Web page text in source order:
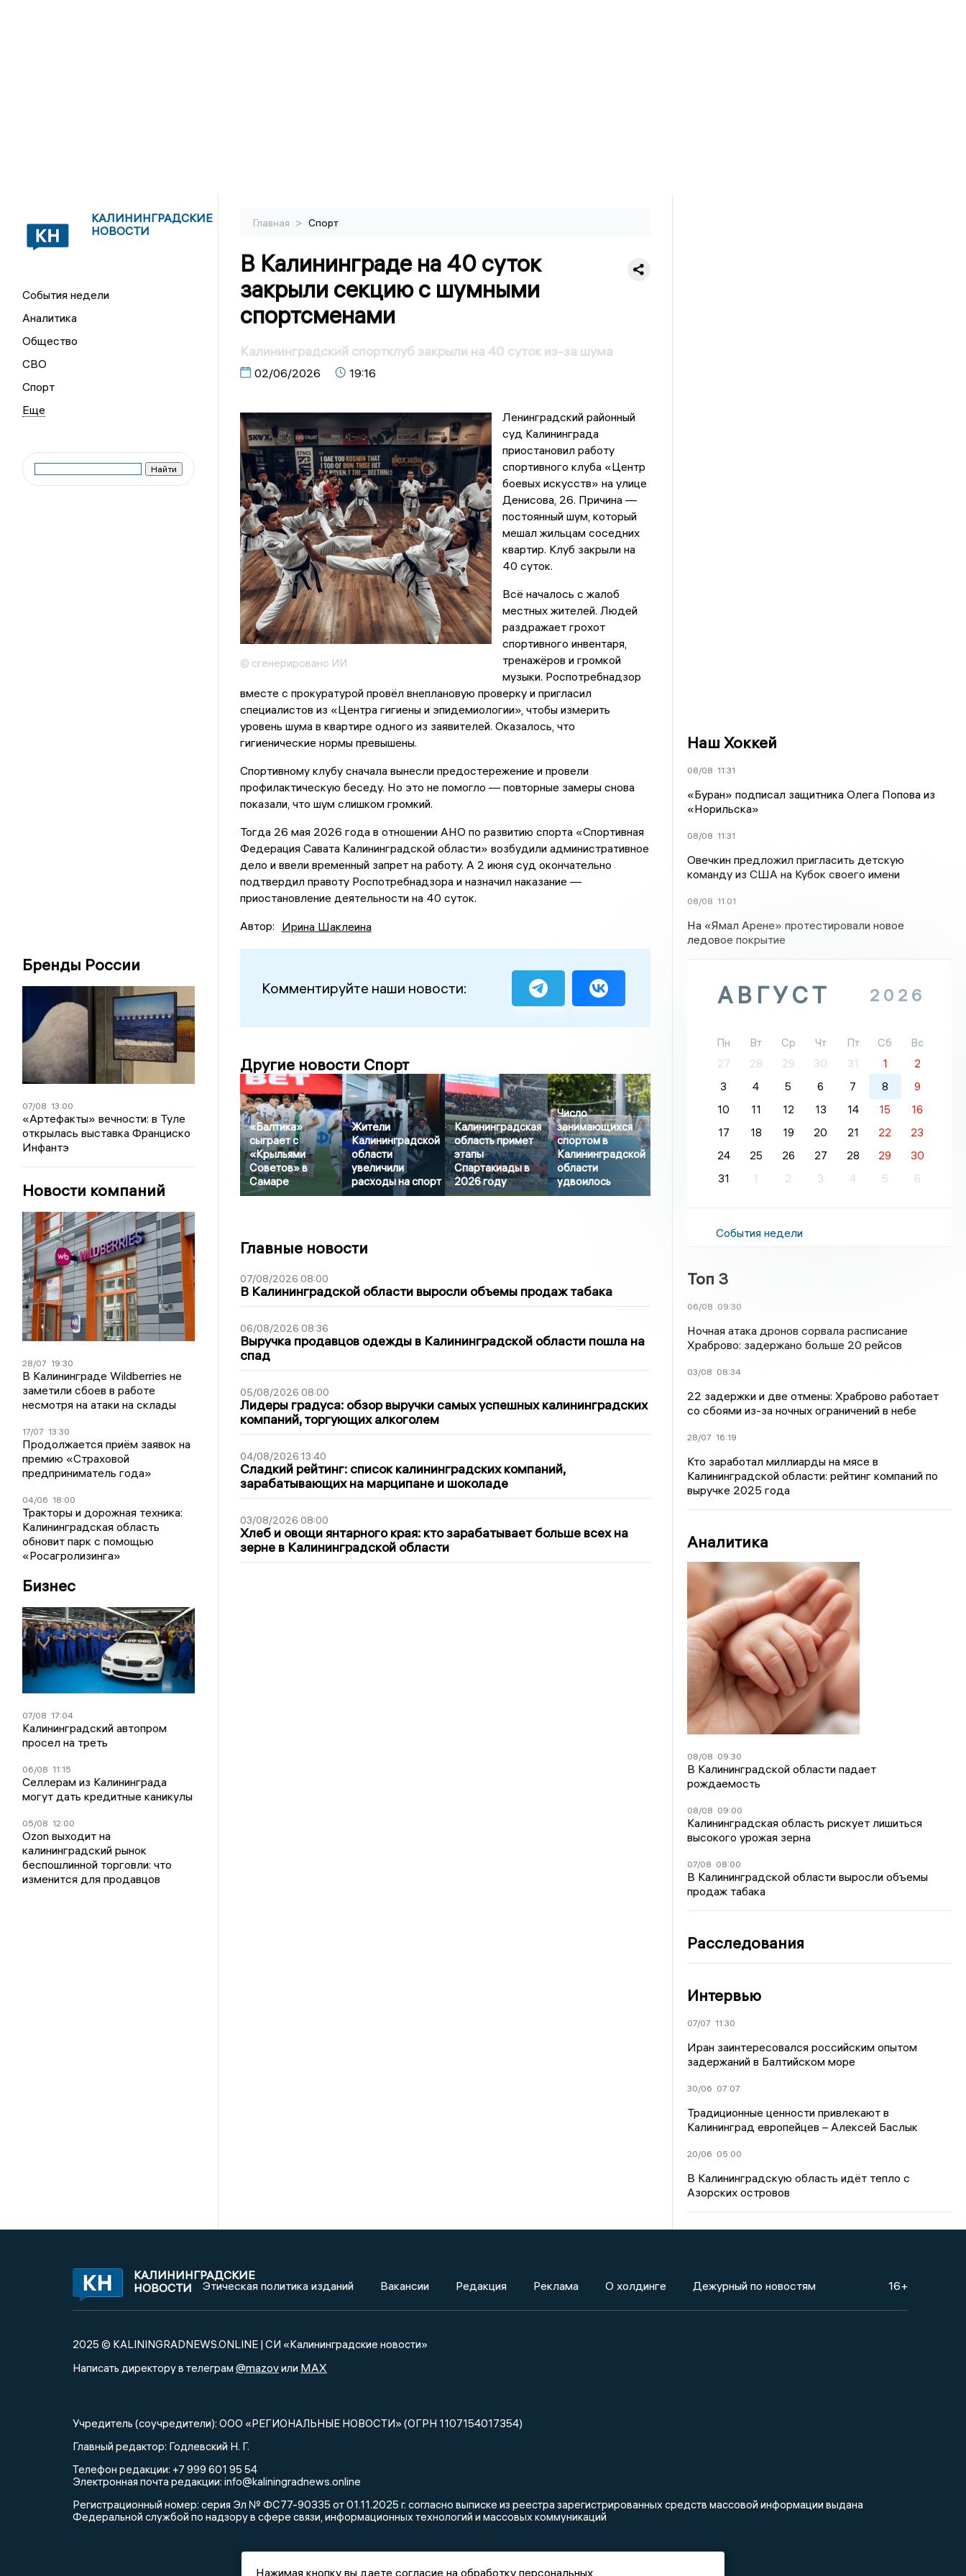
КАЛИНИНГРАДСКИЕ
НОВОСТИ
События недели
Аналитика
Общество
СВО
Спорт
Бренды России
07/08 13:00
«Артефакты» вечности: в Туле
открылась выставка Франциско
Инфантэ
Новости компаний
28/07 19:30
В Калининграде Wildberries не
заметили сбоев в работе
несмотря на атаки на склады
17/07 13:30
Продолжается приём заявок на
премию «Страховой
предприниматель года»
04/06 18:00
Тракторы и дорожная техника:
Калининградская область
обновит парк с помощью
«Росагролизинга»
Бизнес
07/08 17:04
Калининградский автопром
просел на треть
06/08 11:15
Селлерам из Калининграда
могут дать кредитные каникулы
05/08 12:00
Ozon выходит на
калининградский рынок
беспошлинной торговли: что
изменится для продавцов
Главная > Спорт
В Калининграде на 40 суток
закрыли секцию с шумными
спортсменами
Калининградский спортклуб закрыли на 40 суток из-за шума
02/06/2026 19:16
© сгенерировано ИИ
Ленинградский районный
суд Калининграда
приостановил работу
спортивного клуба «Центр
боевых искусств» на улице
Денисова, 26. Причина —
постоянный шум, который
мешал жильцам соседних
квартир. Клуб закрыли на
40 суток.
Всё началось с жалоб
местных жителей. Людей
раздражает грохот
спортивного инвентаря,
тренажёров и громкой
музыки. Роспотребнадзор
вместе с прокуратурой провёл внеплановую проверку и пригласил
специалистов из «Центра гигиены и эпидемиологии», чтобы измерить
уровень шума в квартире одного из заявителей. Оказалось, что
гигиенические нормы превышены.
Спортивному клубу сначала вынесли предостережение и провели
профилактическую беседу. Но это не помогло — повторные замеры снова
показали, что шум слишком громкий.
Тогда 26 мая 2026 года в отношении АНО по развитию спорта «Спортивная
Федерация Савата Калининградской области» возбудили административное
дело и ввели временный запрет на работу. А 2 июня суд окончательно
подтвердил правоту Роспотребнадзора и назначил наказание —
приостановление деятельности на 40 суток.
Автор: Ирина Шаклеина
Комментируйте наши новости:
Другие новости Спорт
«Балтика»
сыграет с
«Крыльями
Советов» в
Самаре
Жители
Калининградской
области
увеличили
расходы на спорт
Калининградская
область примет
этапы
Спартакиады в
2026 году
Число
занимающихся
спортом в
Калининградской
области
удвоилось
Главные новости
07/08/2026 08:00
В Калининградской области выросли объемы продаж табака
06/08/2026 08:36
Выручка продавцов одежды в Калининградской области пошла на
спад
05/08/2026 08:00
Лидеры градуса: обзор выручки самых успешных калининградских
компаний, торгующих алкоголем
04/08/2026 13:40
Сладкий рейтинг: список калининградских компаний,
зарабатывающих на марципане и шоколаде
03/08/2026 08:00
Хлеб и овощи янтарного края: кто зарабатывает больше всех на
зерне в Калининградской области
Наш Хоккей
08/08 11:31
«Буран» подписал защитника Олега Попова из
«Норильска»
08/08 11:31
Овечкин предложил пригласить детскую
команду из США на Кубок своего имени
08/08 11:01
На «Ямал Арене» протестировали новое
ледовое покрытие
АВГУСТ 2026
Пн Вт Ср Чт Пт Сб
Вс
27
28 29 30 31 1
2
3
4 5 6 7 8
9
10
11 12 13 14 15
16
17
18 19 20 21 22
23
24
25 26 27 28 29
30
31
1 2 3 4 5 6
События недели
Топ 3
06/08 09:30
Ночная атака дронов сорвала расписание
Храброво: задержано больше 20 рейсов
03/08 08:34
22 задержки и две отмены: Храброво работает
со сбоями из-за ночных ограничений в небе
28/07 16:19
Кто заработал миллиарды на мясе в
Калининградской области: рейтинг компаний по
выручке 2025 года
Аналитика
08/08 09:30
В Калининградской области падает
рождаемость
08/08 09:00
Калининградская область рискует лишиться
высокого урожая зерна
07/08 08:00
В Калининградской области выросли объемы
продаж табака
Расследования
Интервью
07/07 11:30
Иран заинтересовался российским опытом
задержаний в Балтийском море
30/06 07:07
Традиционные ценности привлекают в
Калининград европейцев – Алексей Баслык
20/06 05:00
В Калининградскую область идёт тепло с
Азорских островов
КАЛИНИНГРАДСКИЕ
НОВОСТИ
Этическая политика изданий Вакансии Редакция Реклама О холдинге Дежурный по новостям 16+
2025 © KALININGRADNEWS.ONLINE | СИ «Калининградские новости»
Написать директору в телеграм @mazovили MAX
Учредитель (соучредители): ООО «РЕГИОНАЛЬНЫЕ НОВОСТИ» (ОГРН 1107154017354)
Главный редактор: Годлевский Н. Г.
Телефон редакции: +7 999 601 95 54
Электронная почта редакции: info@kaliningradnews.online
Регистрационный номер: серия Эл № ФС77-90335 от 01.11.2025 г. согласно выписке из реестра зарегистрированных средств массовой информации выдана
Федеральной службой по надзору в сфере связи, информационных технологий и массовых коммуникаций
Нажимая кнопку вы даете согласие на обработку персональных